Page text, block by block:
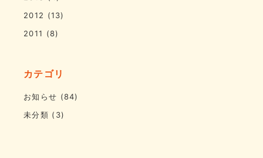
2012 (13)
2011 (8)
カテゴリ
お知らせ (84)
未分類 (3)